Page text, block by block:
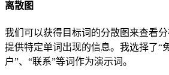
离散图
我们可以获得目标词的分散图来查看
提供特定单词出现的信息。我选择了“
户”、“联系”等词作为演示词。